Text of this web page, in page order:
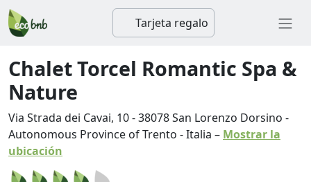
Tarjeta regalo
Chalet Torcel Romantic Spa &
Nature
Via Strada dei Cavai, 10-38078San Lorenzo Dorsino -
Autonomous Province of Trento -Italia – Mostrar la
ubicación